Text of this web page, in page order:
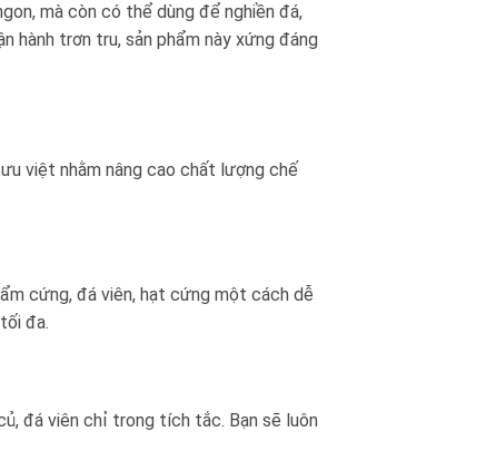
mà còn có thể dùng để nghiền đá,
hành trơn tru, sản phẩm này xứng đáng
việt nhằm nâng cao chất lượng chế
cứng, đá viên, hạt cứng một cách dễ
đa.
đá viên chỉ trong tích tắc. Bạn sẽ luôn